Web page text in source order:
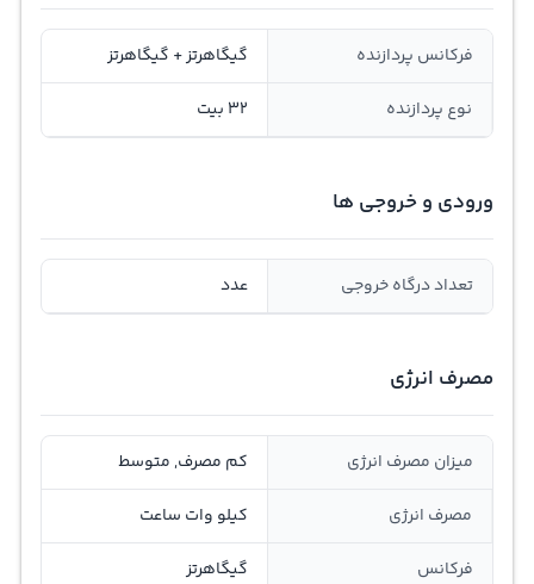
فرکانس پردازنده گیگاهرتز + گیگاهرتز
نوع پردازنده 32 بیت
ورودی و خروجی ها
تعداد درگاه خروجی عدد
مصرف انرژی
ميزان مصرف انرژی کم مصرف, متوسط
مصرف انرژی کیلو وات ساعت
فرکانس گیگاهرتز